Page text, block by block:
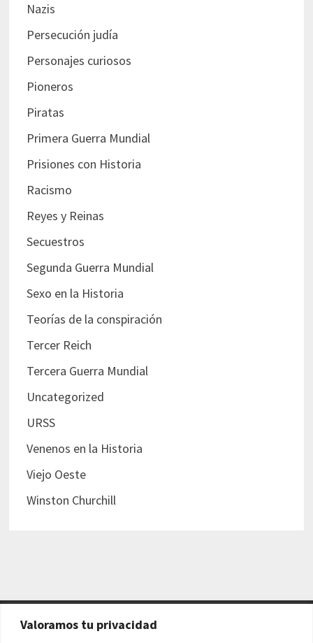
Valoramos tu privacidad
Nazis
Persecución judía
Personajes curiosos
Pioneros
Piratas
Primera Guerra Mundial
Prisiones con Historia
Racismo
Reyes y Reinas
Secuestros
Segunda Guerra Mundial
Sexo en la Historia
Teorías de la conspiración
Tercer Reich
Tercera Guerra Mundial
Uncategorized
URSS
Venenos en la Historia
Viejo Oeste
Winston Churchill